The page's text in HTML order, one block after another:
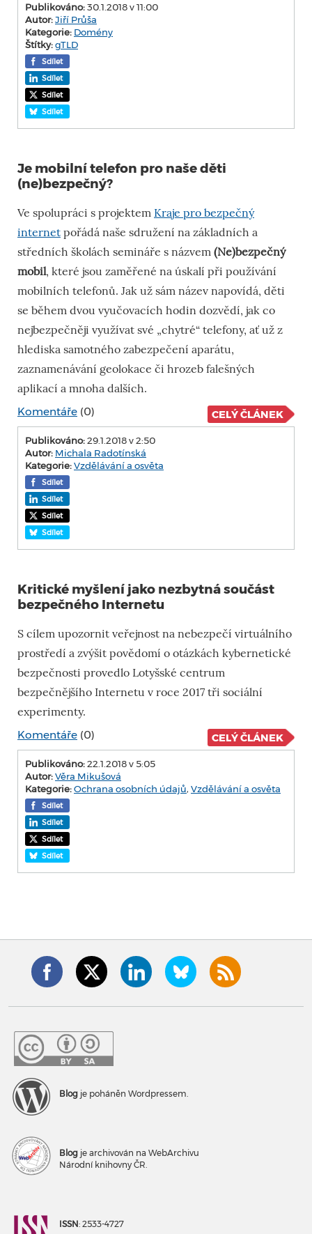
Publikováno:30.1.2018 v 11:00
Autor:Jiří Průša
Kategorie: Domény
Štítky:gTLD
Sdílet
Sdílet
Sdílet
Sdílet
Je mobilní telefon pro naše děti
(ne)bezpečný?
Ve spolupráci s projektem Kraje pro bezpečný
internet pořádá naše sdružení na základních a
středních školách semináře s názvem (Ne)bezpečný
mobil, které jsou zaměřené na úskalí při používání
mobilních telefonů. Jak už sám název napovídá, děti
se během dvou vyučovacích hodin dozvědí, jak co
nejbezpečněji využívat své „chytré“ telefony, ať už z
hlediska samotného zabezpečení aparátu,
zaznamenávání geolokace či hrozeb falešných
aplikací a mnoha dalších.
Komentáře (0) CELÝ ČLÁNEK
Publikováno:29.1.2018 v 2:50
Autor: Michala Radotínská
Kategorie:Vzdělávání a osvěta
Sdílet
Sdílet
Sdílet
Sdílet
Kritické myšlení jako nezbytná součást
bezpečného Internetu
S cílem upozornit veřejnost na nebezpečí virtuálního
prostředí a zvýšit povědomí o otázkách kybernetické
bezpečnosti provedlo Lotyšské centrum
bezpečnějšího Internetu v roce 2017 tři sociální
experimenty.
Komentáře (0) CELÝ ČLÁNEK
Publikováno:22.1.2018 v 5:05
Autor:Věra Mikušová
Kategorie:Ochrana osobních údajů, Vzdělávání a osvěta
Sdílet
Sdílet
Sdílet
Sdílet
Blog je poháněn Wordpressem.
Blog je archivován na WebArchivu
Národní knihovny ČR.
ISSN: 2533-4727